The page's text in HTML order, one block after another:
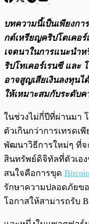
พร้อมเล่น
บทความนี้เป็นเพียงกา
กต์เหรียญคริปโตเคอร์
เจตนาในการแนะนำ
ริปโทเคอร์เรนซี และ
อาจสูญเสียเงินลงทุน
ให้เหมาะสมกับระดับ
ในช่วงไม่กี่ปีที่ผ่านมา
ตัวเกินกว่าการเทรดเ
พัฒนาวิธีการใหม่ๆ ที่จ
สินทรัพย์ดิจิทัลที่ตัวเอ
สนใจคือการขุด
รักษาความปลอดภัยขอ
โอกาสให้สามารถรับ